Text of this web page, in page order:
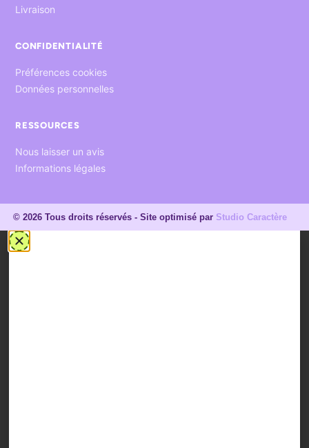
Livraison
CONFIDENTIALITÉ
Préférences cookies
Données personnelles
RESSOURCES
Nous laisser un avis
Informations légales
© 2026Tous droits réservés - Site optimisé par Studio Caractère